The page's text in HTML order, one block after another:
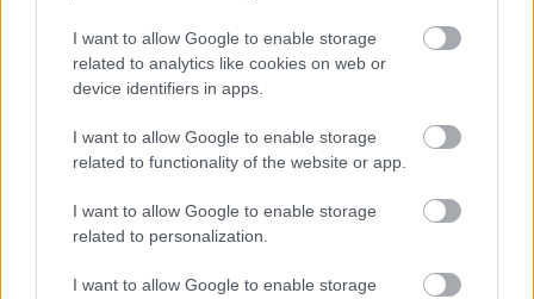
I want to allow Google to enable storage
related to analytics like cookies on web or
device identifiers in apps.
I want to allow Google to enable storage
related to functionality of the website or app.
I want to allow Google to enable storage
related to personalization.
I want to allow Google to enable storage
Estas criaturas existen y parecen sacadas de otro
planeta